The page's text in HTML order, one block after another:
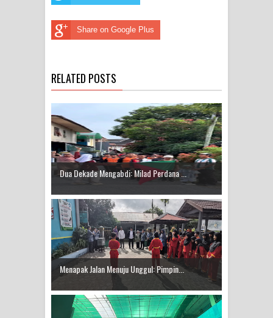
Share on Google Plus
RELATED POSTS
Dua Dekade Mengabdi: Milad Perdana ...
Menapak Jalan Menuju Unggul: Pimpin...